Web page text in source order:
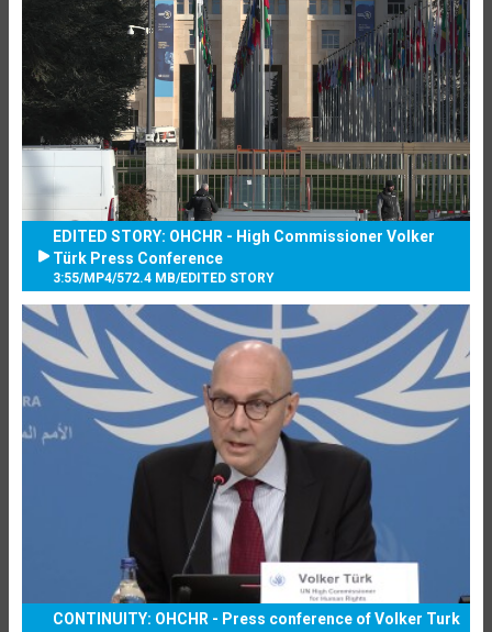
EDITED STORY: OHCHR - High Commissioner Volker
Türk Press Conference
3:55/MP4/572.4 MB/EDITED STORY
CONTINUITY: OHCHR - Press conference of Volker Turk